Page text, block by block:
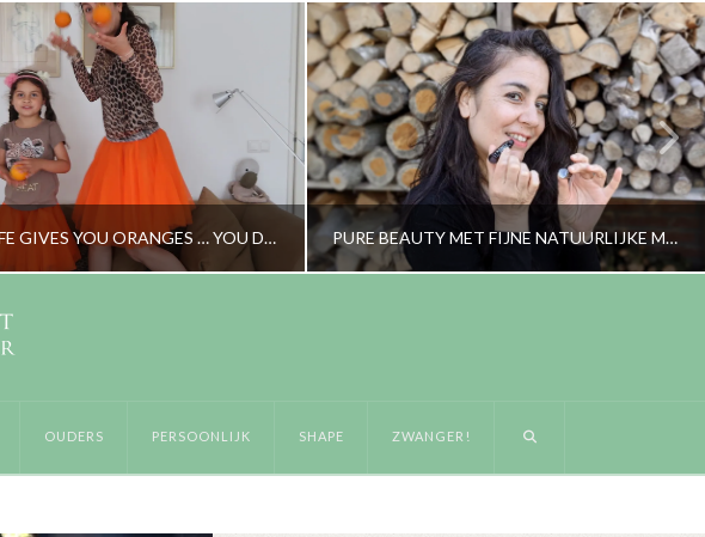
WHEN LIFE GIVES YOU ORANGES … YOU DANCE IN AN ORANGE TUTU PURE BEAUTY MET FIJNE NATUURLIJKE MERKEN
OUDERS PERSOONLIJK SHAPE ZWANGER!